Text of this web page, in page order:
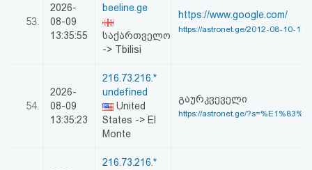
53.
2026-
08-09
13:35:55
beeline.ge
საქართველო
-> Tbilisi
https://www.google.com/
https://astronet.ge/2012-08-10-10-
54.
2026-
08-09
13:35:23
216.73.216.*
undefined
United
States -> El
Monte
გაურკვეველი
https://astronet.ge/
216.73.216.*